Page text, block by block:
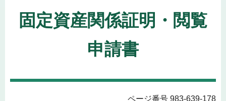
固定資産関係証明・閲覧
申請書
ページ番号 983-639-178